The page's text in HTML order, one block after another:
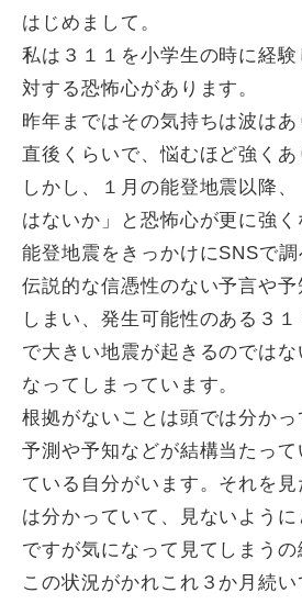
はじめまして。
私は３１１を小学生の時に経
対する恐怖心があります。
昨年まではその気持ちは波は
直後くらいで、悩むほど強くあ
しかし、１月の能登地震以降
はないか」と恐怖心が更に強く
能登地震をきっかけにSNSで
伝説的な信憑性のない予言や
しまい、発生可能性のある３
で大きい地震が起きるのでは
なってしまっています。
根拠がないことは頭では分かっ
予測や予知などが結構当たっ
ている自分がいます。それを
は分かっていて、見ないよう
ですが気になって見てしまうの
この状況がかれこれ３か月続